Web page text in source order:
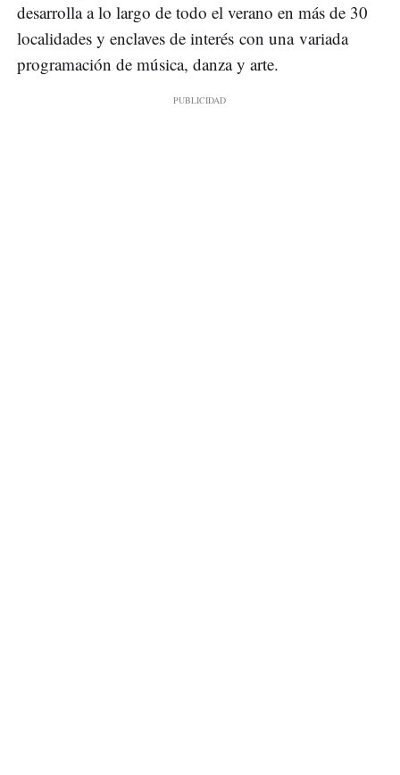
desarrolla a lo largo de todo el verano en más de 30
localidades y enclaves de interés con una variada
programación de música, danza y arte.